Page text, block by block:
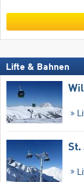
Lifte & Bahnen
St.